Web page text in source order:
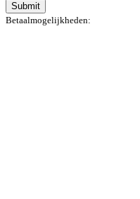
Submit
Betaalmogelijkheden: